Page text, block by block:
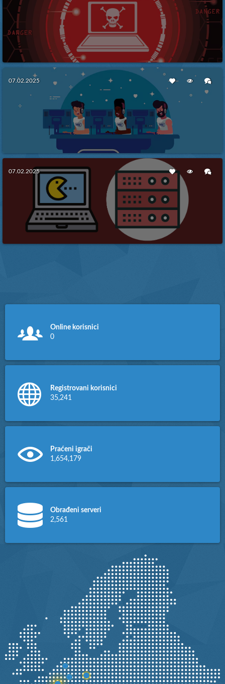
DDoS napadi na gaming servere –
Kako ih sprečiti?
Više
07.02.2025
Kako Odabrati Pravi Hosting za Vaš
Gaming Server?
Više
07.02.2025
Online korisnici
0
Registrovani korisnici
35,241
Praćeni igrači
1,654,179
Obrađeni serveri
2,561